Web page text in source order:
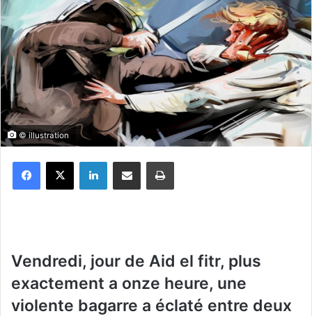
© illustration
Vendredi, jour de Aid el fitr, plus
exactement a onze heure, une
violente bagarre a éclaté entre deux